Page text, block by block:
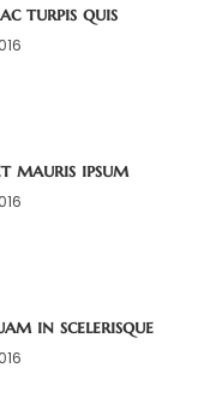
turpis quis
mauris ipsum
in scelerisque